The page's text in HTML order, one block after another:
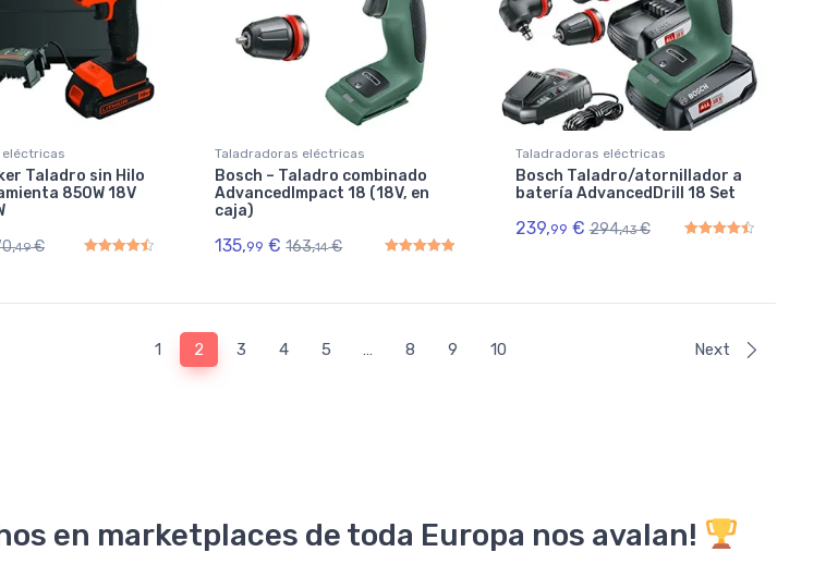
eléctricas
Taladro sin Hilo
850W 18V
49 €
Taladradoras eléctricas
Bosch – Taladro combinado
AdvancedImpact 18 (18V, en
caja)
135,99 € 163,14 €
Taladradoras eléctricas
Bosch Taladro/atornillador a
batería AdvancedDrill 18 Set
239,99 € 294,43 €
1 2 3 4 5 … 8 9 10 Next
en marketplaces de toda Europa nos avalan!